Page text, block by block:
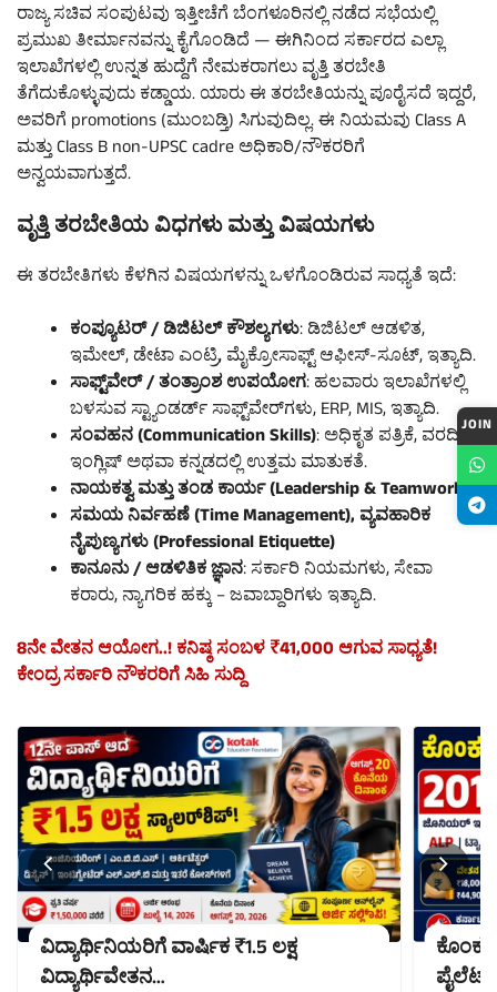
ರಾಜ್ಯ ಸಚಿವ ಸಂಪುಟವು ಇತ್ತೀಚೆಗೆ ಬೆಂಗಳೂರಿನಲ್ಲಿ ನಡೆದ ಸಭೆಯಲ್ಲಿ
ಪ್ರಮುಖ ತೀರ್ಮಾನವನ್ನು ಕೈಗೊಂಡಿದೆ — ಈಗಿನಿಂದ ಸರ್ಕಾರದ ಎಲ್ಲಾ
ಇಲಾಖೆಗಳಲ್ಲಿ ಉನ್ನತ ಹುದ್ದೆಗೆ ನೇಮಕರಾಗಲು ವೃತ್ತಿ ತರಬೇತಿ
ತೆಗೆದುಕೊಳ್ಳುವುದು ಕಡ್ಡಾಯ. ಯಾರು ಈ ತರಬೇತಿಯನ್ನು ಪೂರೈಸದೆ ಇದ್ದರೆ,
ಅವರಿಗೆ promotions (ಮುಂಬಡ್ತಿ) ಸಿಗುವುದಿಲ್ಲ. ಈ ನಿಯಮವು Class A
ಮತ್ತು Class B non-UPSC cadre ಅಧಿಕಾರಿ/ನೌಕರರಿಗೆ
ಅನ್ವಯವಾಗುತ್ತದೆ.
ವೃತ್ತಿ ತರಬೇತಿಯ ವಿಧಗಳು ಮತ್ತು ವಿಷಯಗಳು
ಈ ತರಬೇತಿಗಳು ಕೆಳಗಿನ ವಿಷಯಗಳನ್ನು ಒಳಗೊಂಡಿರುವ ಸಾಧ್ಯತೆ ಇದೆ:
ಕಂಪ್ಯೂಟರ್ / ಡಿಜಿಟಲ್ ಕೌಶಲ್ಯಗಳು: ಡಿಜಿಟಲ್ ಆಡಳಿತ,
ಇಮೇಲ್, ಡೇಟಾ ಎಂಟ್ರಿ, ಮೈಕ್ರೋಸಾಫ್ಟ್‌ ಆಫೀಸ್-ಸೂಟ್, ಇತ್ಯಾದಿ.
ಸಾಫ್ಟ್‌ವೇರ್ / ತಂತ್ರಾಂಶ ಉಪಯೋಗ: ಹಲವಾರು ಇಲಾಖೆಗಳಲ್ಲಿ
ಬಳಸುವ ಸ್ಟ್ಯಾಂಡರ್ಡ್ ಸಾಫ್ಟ್‌ವೇರ್‌ಗಳು, ERP, MIS, ಇತ್ಯಾದಿ.
ಸಂವಹನ (Communication Skills): ಅಧಿಕೃತ ಪತ್ರಿಕೆ, ವರದಿ,
ಇಂಗ್ಲಿಷ್ ಅಥವಾ ಕನ್ನಡದಲ್ಲಿ ಉತ್ತಮ ಮಾತುಕತೆ.
ನಾಯಕತ್ವ ಮತ್ತು ತಂಡ ಕಾರ್ಯ (Leadership & Teamwork)
ಸಮಯ ನಿರ್ವಹಣೆ (Time Management), ವ್ಯವಹಾರಿಕ
ನೈಪುಣ್ಯಗಳು (Professional Etiquette)
ಕಾನೂನು / ಆಡಳಿತಿಕ ಜ್ಞಾನ: ಸರ್ಕಾರಿ ನಿಯಮಗಳು, ಸೇವಾ
ಕರಾರು, ನ್ಯಾಗರಿಕ ಹಕ್ಕು – ಜವಾಬ್ದಾರಿಗಳು ಇತ್ಯಾದಿ.
8ನೇ ವೇತನ ಆಯೋಗ..! ಕನಿಷ್ಠ ಸಂಬಳ ₹41,000 ಆಗುವ ಸಾಧ್ಯತೆ!
ಕೇಂದ್ರ ಸರ್ಕಾರಿ ನೌಕರರಿಗೆ ಸಿಹಿ ಸುದ್ದಿ
ವಿದ್ಯಾರ್ಥಿನಿಯರಿಗೆ ವಾರ್ಷಿಕ ₹1.5 ಲಕ್ಷ
ವಿದ್ಯಾರ್ಥಿವೇತನ…
ಪೈಲೆಟ್,
JOIN